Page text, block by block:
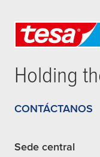
Holding
CONTÁCTANOS
Sede central